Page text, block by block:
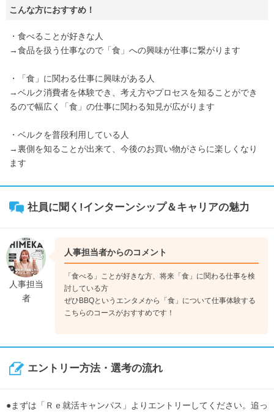
こんな方におすすめ！
・食べることが好きな人
→食品を扱う仕事なので「食」への興味が仕事に繋がります
・「食」に関わる仕事に興味がある人
→ベルク消費者を体験でき、考え方やプロセスを知ることができ
るので幅広く「食」の仕事に関わる知見が広がります
・ベルクを普段利用している人
→裏側を知ることが出来て、今後のお買い物がさらに楽しくなり
ます
社員に聞く!インターンシップ＆キャリアの魅力
人事担当
者
人事担当者からのコメント
「食べる」ことが好きな方、将来「食」に関わる仕事を検
討している方
ぜひBBQというエンタメから「食」について仕事体験する
こちらのコースがおすすめです！
エントリー方法・選考の流れ
●まずは「Ｒｅ就活キャンパス」よりエントリーしてください。追っ